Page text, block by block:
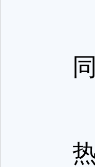
同
热